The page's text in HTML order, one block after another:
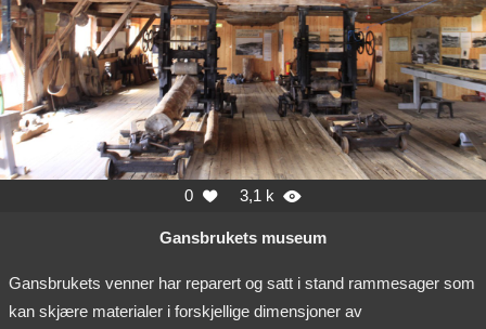
0  3,1 k 
Gansbrukets museum
Gansbrukets venner har reparert og satt i stand rammesager som
kan skjære materialer i forskjellige dimensjoner av